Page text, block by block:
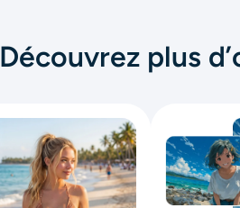
Découvrez plus